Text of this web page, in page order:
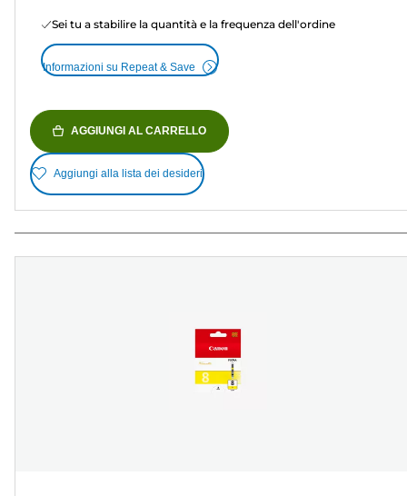
Sei tu a stabilire la quantità e la frequenza dell'ordine
Informazioni su Repeat & Save
AGGIUNGI AL CARRELLO
Aggiungi alla lista dei desideri